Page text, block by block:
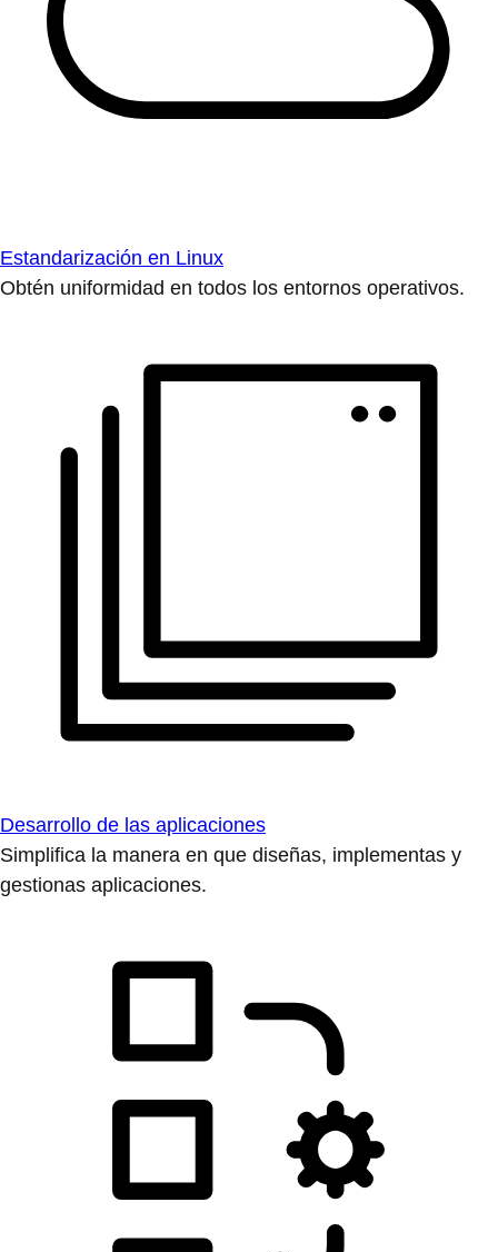
Estandarización en Linux
Obtén uniformidad en todos los entornos operativos.
Desarrollo de las aplicaciones
Simplifica la manera en que diseñas, implementas y
gestionas aplicaciones.